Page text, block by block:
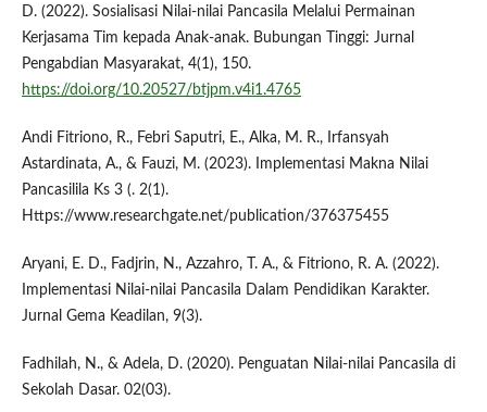
D. (2022). Sosialisasi Nilai-nilai Pancasila Melalui Permainan
Kerjasama Tim kepada Anak-anak. Bubungan Tinggi: Jurnal
Pengabdian Masyarakat, 4(1), 150.
https://doi.org/10.20527/btjpm.v4i1.4765
Andi Fitriono, R., Febri Saputri, E., Alka, M. R., Irfansyah
Astardinata, A., & Fauzi, M. (2023). Implementasi Makna Nilai
Pancasilila Ks 3 (. 2(1).
Https://www.researchgate.net/publication/376375455
Aryani, E. D., Fadjrin, N., Azzahro, T. A., & Fitriono, R. A. (2022).
Implementasi Nilai-nilai Pancasila Dalam Pendidikan Karakter.
Jurnal Gema Keadilan, 9(3).
Fadhilah, N., & Adela, D. (2020). Penguatan Nilai-nilai Pancasila di
Sekolah Dasar. 02(03).